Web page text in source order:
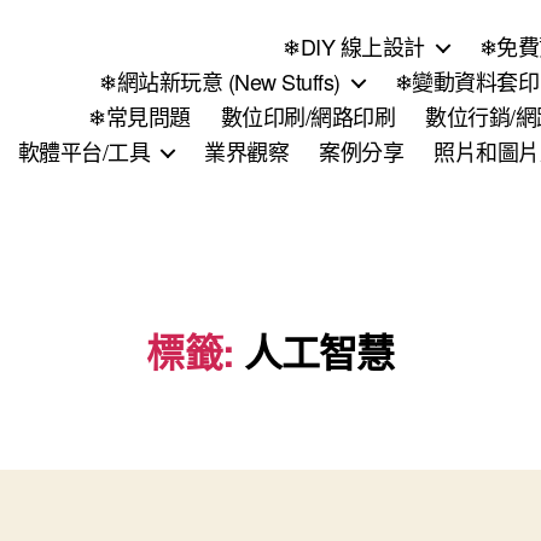
❄DIY 線上設計
❄免
❄網站新玩意 (New Stuffs)
❄變動資料套
❄常見問題
數位印刷/網路印刷
數位行銷/
軟體平台/工具
業界觀察 案例分享 照片和圖
標籤: 人工智慧